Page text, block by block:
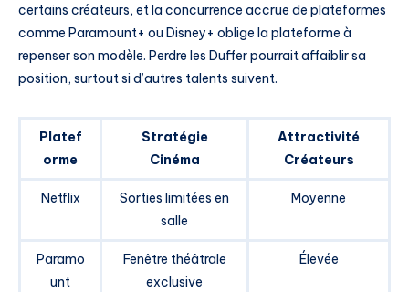
certains créateurs, et la concurrence accrue de plateformes
comme Paramount+ ou Disney+ oblige la plateforme à
repenser son modèle. Perdre les Duffer pourrait affaiblir sa
position, surtout si d’autres talents suivent.
Platef
orme
Stratégie
Cinéma
Attractivité
Créateurs
Netflix
Sorties limitées en
salle
Moyenne
Paramo
unt
Fenêtre théâtrale
exclusive
Élevée